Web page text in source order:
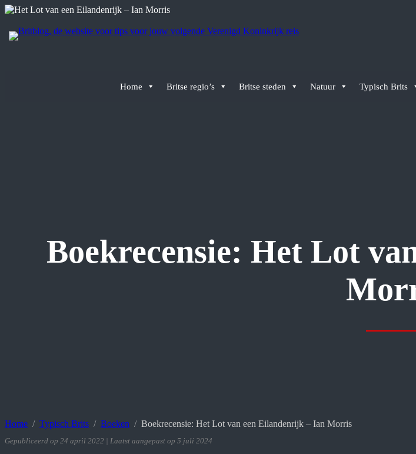
Ga
de
inhoud
Home Britse regio’s Britse steden Natuur Typisch Brits
Boekrecensie: Het Lot
Home Typisch Brits Boeken Boekrecensie: Het Lot van een Eilandenrijk – Ian Morris
Gepubliceerd op 24 april 2022 | Laatst aangepast op 5 juli 2024